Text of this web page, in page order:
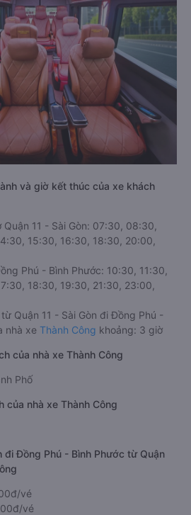
và giờ kết thúc của xe khách
11 - Sài Gòn: 07:30, 08:30,
15:30, 16:30, 18:30, 20:00,
Phú - Bình Phước: 10:30, 11:30,
18:30, 19:30, 21:30, 23:00,
Quận 11 - Sài Gòn đi Đồng Phú -
nhà xe Thành Công khoảng: 3 giờ
của nhà xe Thành Công
Phố
của nhà xe Thành Công
đi Đồng Phú - Bình Phước từ Quận
vé
vé